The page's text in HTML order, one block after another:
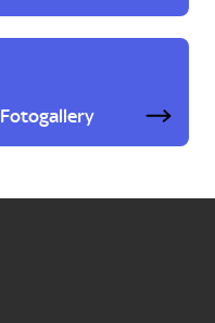
Fotogallery